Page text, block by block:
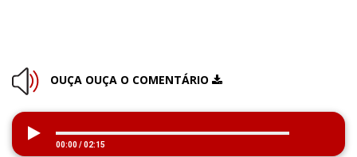
OUÇA OUÇA O COMENTÁRIO
00:00/02:15